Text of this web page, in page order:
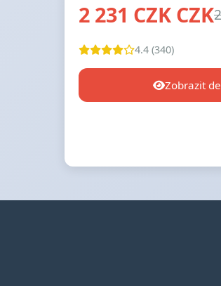
2 231 CZK CZK
4.4 (340)
Zobrazit